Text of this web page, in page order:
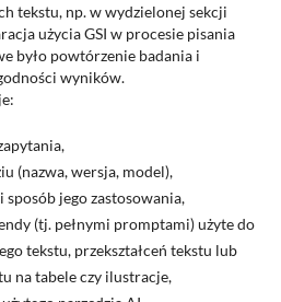
tekstu, np. w wydzielonej sekcji
użycia GSI w procesie pisania
było powtórzenie badania i
wyników.
(nazwa, wersja, model),
sposób jego zastosowania,
(tj. pełnymi promptami) użyte do
tekstu, przekształceń tekstu lub
na tabele czy ilustracje,